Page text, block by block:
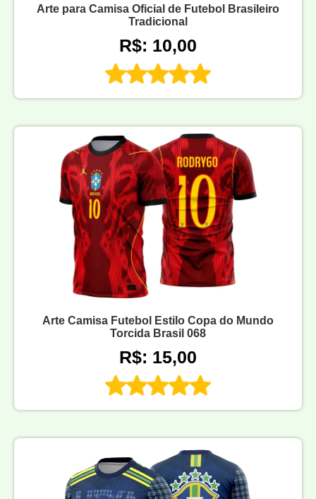
Arte para Camisa Oficial de Futebol Brasileiro
Tradicional
R$: 10,00
Arte Camisa Futebol Estilo Copa do Mundo
Torcida Brasil 068
R$: 15,00